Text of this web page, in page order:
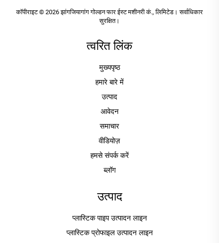
कॉपीराइट © 2026 झांगजियागांग गोल्डन फार ईस्ट मशीनरी कं., लिमिटेड। सर्वाधिकार
सुरक्षित।
त्वरित लिंक
मुख्यपृष्ठ
हमारे बारे में
उत्पाद
आवेदन
समाचार
वीडियोज़
हमसे संपर्क करें
ब्लॉग
उत्पाद
प्लास्टिक पाइप उत्पादन लाइन
प्लास्टिक प्रोफाइल उत्पादन लाइन